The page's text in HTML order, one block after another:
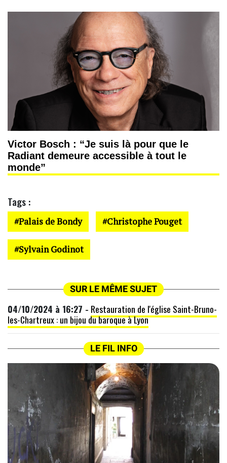
Victor Bosch : “Je suis là pour que le
Radiant demeure accessible à tout le
monde”
Tags :
Palais de Bondy Christophe Pouget
Sylvain Godinot
SUR LE MÊME SUJET
04/10/2024 à 16:27 - Restauration de l'église Saint-Bruno-
les-Chartreux : un bijou du baroque à Lyon
LE FIL INFO